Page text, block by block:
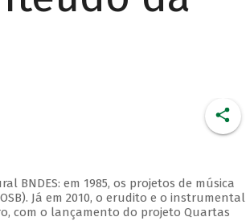
BNDES: em 1985, os projetos de música
Já em 2010, o erudito e o instrumental
com o lançamento do projeto Quartas